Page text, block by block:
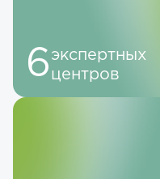
6 экспертных
центров